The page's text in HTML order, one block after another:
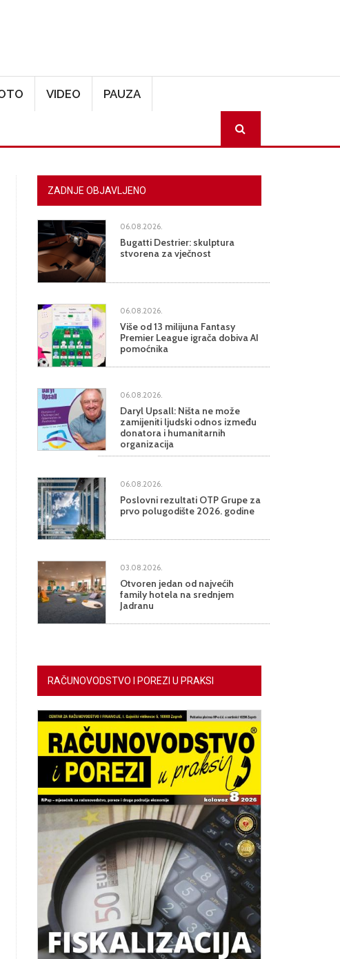
VIDEO PAUZA
ZADNJE OBJAVLJENO
06.08.2026.
Bugatti Destrier: skulptura
stvorena za vječnost
06.08.2026.
Više od 13 milijuna Fantasy
Premier League igrača dobiva AI
pomoćnika
06.08.2026.
Daryl Upsall: Ništa ne može
zamijeniti ljudski odnos između
donatora i humanitarnih
organizacija
06.08.2026.
Poslovni rezultati OTP Grupe za
prvo polugodište 2026. godine
03.08.2026.
Otvoren jedan od najvećih
family hotela na srednjem
Jadranu
RAČUNOVODSTVO I POREZI U PRAKSI